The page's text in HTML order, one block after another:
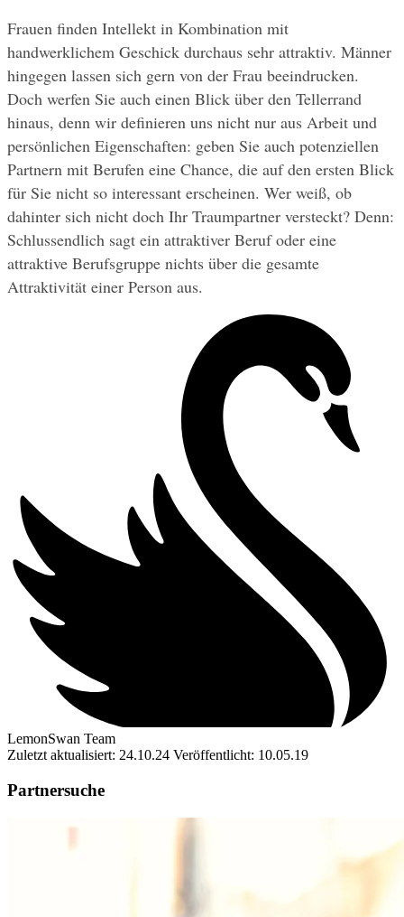
Frauen finden Intellekt in Kombination mit
handwerklichem Geschick durchaus sehr attraktiv. Männer
hingegen lassen sich gern von der Frau beeindrucken.
Doch werfen Sie auch einen Blick über den Tellerrand
hinaus, denn wir definieren uns nicht nur aus Arbeit und
persönlichen Eigenschaften: geben Sie auch potenziellen
Partnern mit Berufen eine Chance, die auf den ersten Blick
für Sie nicht so interessant erscheinen. Wer weiß, ob
dahinter sich nicht doch Ihr Traumpartner versteckt? Denn:
Schlussendlich sagt ein attraktiver Beruf oder eine
attraktive Berufsgruppe nichts über die gesamte
Attraktivität einer Person aus.
LemonSwan Team
Zuletzt aktualisiert: 24.10.24 Veröffentlicht: 10.05.19
Partnersuche